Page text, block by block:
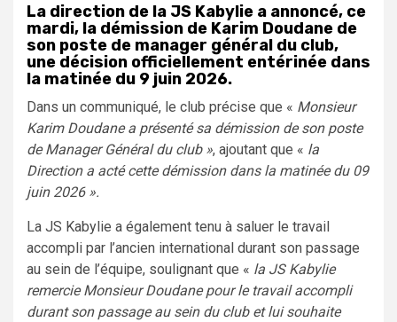
La direction de la JS Kabylie a annoncé, ce
mardi, la démission de Karim Doudane de
son poste de manager général du club,
une décision officiellement entérinée dans
la matinée du 9 juin 2026.
Dans un communiqué, le club précise que « Monsieur
Karim Doudane a présenté sa démission de son poste
de Manager Général du club », ajoutant que « la
Direction a acté cette démission dans la matinée du 09
juin 2026 ».
La JS Kabylie a également tenu à saluer le travail
accompli par l’ancien international durant son passage
au sein de l’équipe, soulignant que « la JS Kabylie
remercie Monsieur Doudane pour le travail accompli
durant son passage au sein du club et lui souhaite